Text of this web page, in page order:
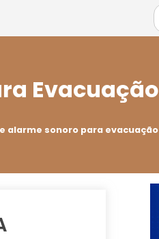
Evacuação
alarme sonoro para evacuação